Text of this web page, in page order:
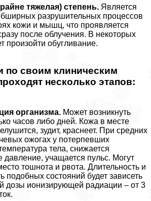
тяжелая) степень. Является
разрушительных процессов
кожи и мышц, что проявляется
после облучения. В некоторых
произойти обугливание.
по своим клиническим
несколько этапов:
организма. Может возникнуть
часов либо дней. Кожа в месте
зудит, краснеет. При средних
ожогах у потерпевших
тела, снижается
давление, учащается пульс. Могут
тошнота и рвота. Длительность и
подобных состояний будет зависеть
дозы ионизирующей радиации – от 3